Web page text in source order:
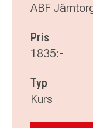
ABF
Pris
1835:-
Typ
Kurs